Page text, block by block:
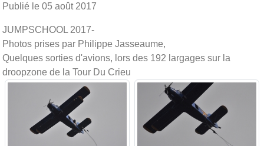
Publié le 05 août 2017
JUMPSCHOOL 2017-
Photos prises par Philippe Jasseaume,
Quelques sorties d'avions, lors des 192 largages sur la
droopzone de la Tour Du Crieu